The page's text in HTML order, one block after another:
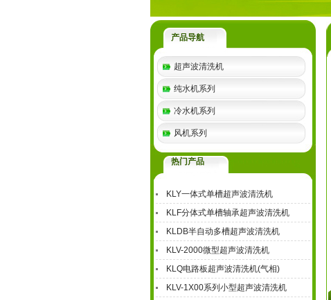
产品导航
超声波清洗机
纯水机系列
冷水机系列
风机系列
热门产品
KLY一体式单槽超声波清洗机
KLF分体式单槽轴承超声波清洗机
KLDB半自动多槽超声波清洗机
KLV-2000微型超声波清洗机
KLQ电路板超声波清洗机(气相)
KLV-1X00系列小型超声波清洗机